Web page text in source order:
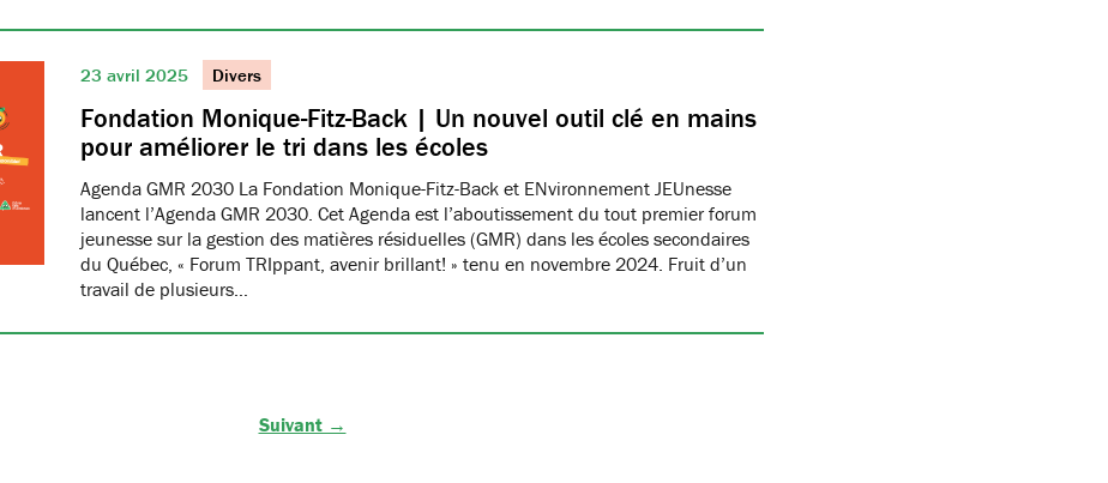
23 avril 2025 Divers
Fondation Monique-Fitz-Back | Un nouvel outil clé en mains
pour améliorer le tri dans les écoles
Agenda GMR 2030 La Fondation Monique-Fitz-Back et ENvironnement JEUnesse
lancent l’Agenda GMR 2030. Cet Agenda est l’aboutissement du tout premier forum
jeunesse sur la gestion des matières résiduelles (GMR) dans les écoles secondaires
du Québec, « Forum TRIppant, avenir brillant! » tenu en novembre 2024. Fruit d’un
travail de plusieurs…
Suivant →